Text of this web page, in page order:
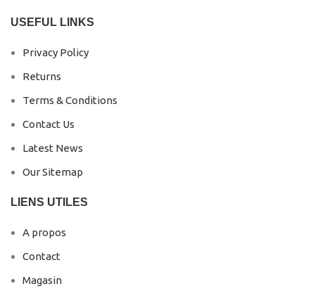
USEFUL LINKS
Privacy Policy
Returns
Terms & Conditions
Contact Us
Latest News
Our Sitemap
LIENS UTILES
A propos
Contact
Magasin